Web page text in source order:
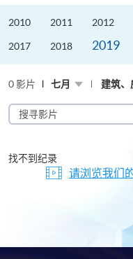
2010 2011 2012
2017 2018 2019
0 影片 七月 建筑、
搜
寻
片
找不到纪录
请浏览我们